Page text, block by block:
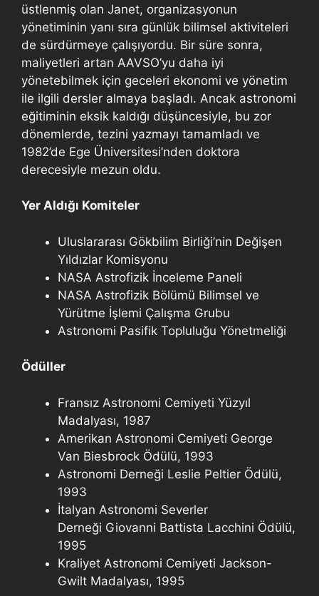
üstlenmiş olan Janet, organizasyonun
yönetiminin yanı sıra günlük bilimsel aktiviteleri
de sürdürmeye çalışıyordu. Bir süre sonra,
maliyetleri artan AAVSO’yu daha iyi
yönetebilmek için geceleri ekonomi ve yönetim
ile ilgili dersler almaya başladı. Ancak astronomi
eğitiminin eksik kaldığı düşüncesiyle, bu zor
dönemlerde, tezini yazmayı tamamladı ve
1982’de Ege Üniversitesi’nden doktora
derecesiyle mezun oldu.
Yer Aldığı Komiteler
Uluslararası Gökbilim Birliği’nin Değişen
Yıldızlar Komisyonu
NASA Astrofizik İnceleme Paneli
NASA Astrofizik Bölümü Bilimsel ve
Yürütme İşlemi Çalışma Grubu
Astronomi Pasifik Topluluğu Yönetmeliği
Ödüller
Fransız Astronomi Cemiyeti Yüzyıl
Madalyası, 1987
Amerikan Astronomi Cemiyeti George
Van Biesbrock Ödülü, 1993
Astronomi Derneği Leslie Peltier Ödülü,
1993
İtalyan Astronomi Severler
Derneği Giovanni Battista Lacchini Ödülü,
1995
Kraliyet Astronomi Cemiyeti Jackson-
Gwilt Madalyası, 1995